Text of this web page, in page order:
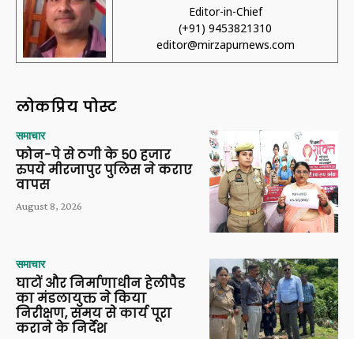
Editor-in-Chief
(+91) 9453821310
editor@mirzapurnews.com
लोकप्रिय पोस्ट
समाचार
फोन-पे से ठगी के 50 हजार
रुपये मीरजापुर पुलिस ने कराए
वापस
August 8, 2026
समाचार
घाटों और निर्माणाधीन हेलीपैड
का मंडलायुक्त ने किया
निरीक्षण, समय से कार्य पूरा
कराने के निर्देश